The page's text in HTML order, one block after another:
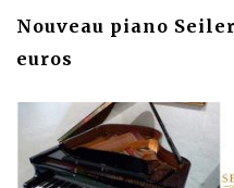
Nouveau piano
euros